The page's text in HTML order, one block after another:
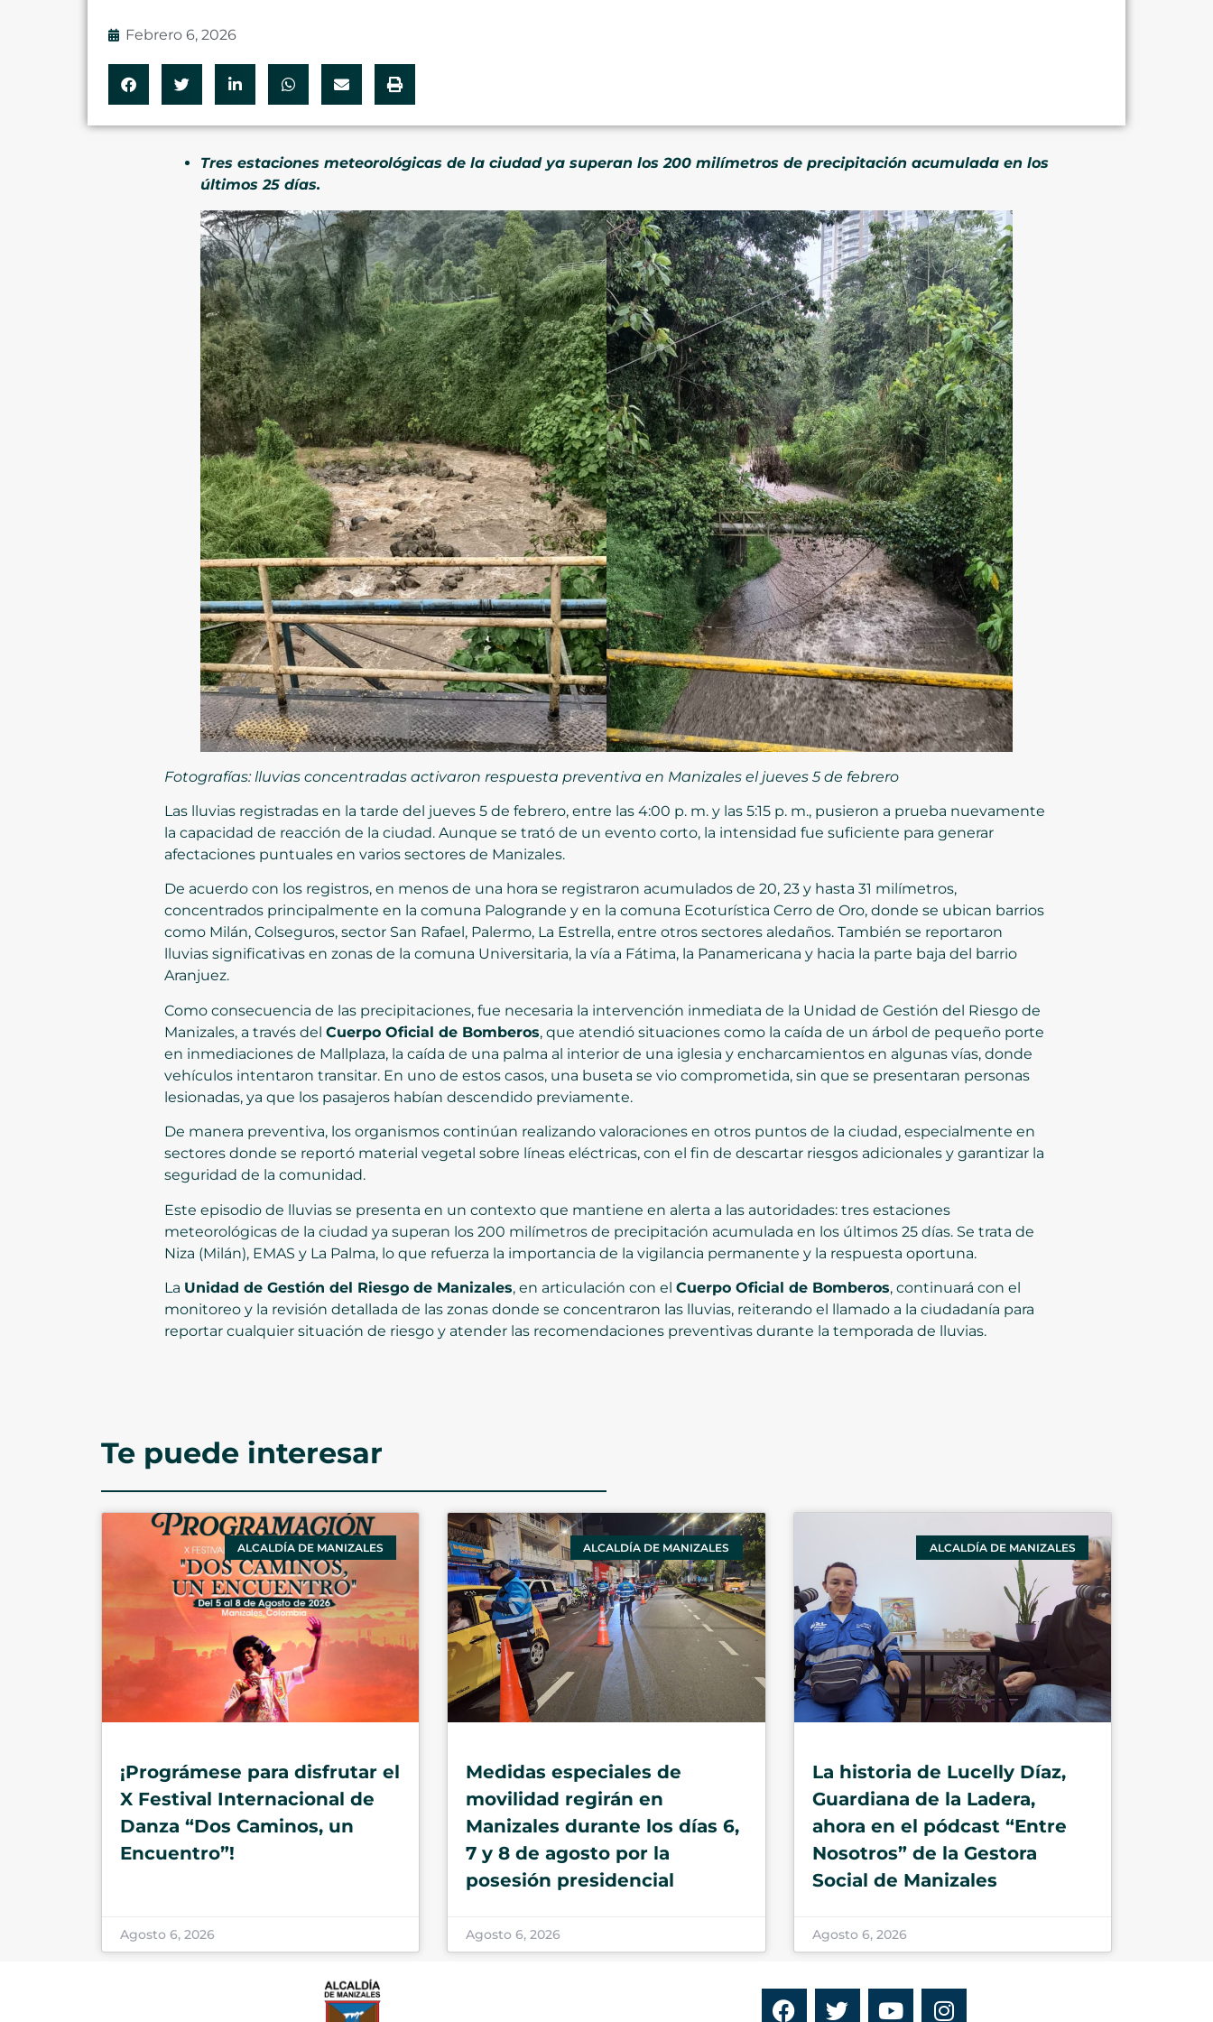
Febrero 6, 2026
Tres estaciones meteorológicas de la ciudad ya superan los 200 milímetros de precipitación acumulada en los
últimos 25 días.
Fotografías: lluvias concentradas activaron respuesta preventiva en Manizales el jueves 5 de febrero
Las lluvias registradas en la tarde del jueves 5 de febrero, entre las 4:00 p. m. y las 5:15 p. m., pusieron a prueba nuevamente
la capacidad de reacción de la ciudad. Aunque se trató de un evento corto, la intensidad fue suficiente para generar
afectaciones puntuales en varios sectores de Manizales.
De acuerdo con los registros, en menos de una hora se registraron acumulados de 20, 23 y hasta 31 milímetros,
concentrados principalmente en la comuna Palogrande y en la comuna Ecoturística Cerro de Oro, donde se ubican barrios
como Milán, Colseguros, sector San Rafael, Palermo, La Estrella, entre otros sectores aledaños. También se reportaron
lluvias significativas en zonas de la comuna Universitaria, la vía a Fátima, la Panamericana y hacia la parte baja del barrio
Aranjuez.
Como consecuencia de las precipitaciones, fue necesaria la intervención inmediata de la Unidad de Gestión del Riesgo de
Manizales, a través del Cuerpo Oficial de Bomberos, que atendió situaciones como la caída de un árbol de pequeño porte
en inmediaciones de Mallplaza, la caída de una palma al interior de una iglesia y encharcamientos en algunas vías, donde
vehículos intentaron transitar. En uno de estos casos, una buseta se vio comprometida, sin que se presentaran personas
lesionadas, ya que los pasajeros habían descendido previamente.
De manera preventiva, los organismos continúan realizando valoraciones en otros puntos de la ciudad, especialmente en
sectores donde se reportó material vegetal sobre líneas eléctricas, con el fin de descartar riesgos adicionales y garantizar la
seguridad de la comunidad.
Este episodio de lluvias se presenta en un contexto que mantiene en alerta a las autoridades: tres estaciones
meteorológicas de la ciudad ya superan los 200 milímetros de precipitación acumulada en los últimos 25 días. Se trata de
Niza (Milán), EMAS y La Palma, lo que refuerza la importancia de la vigilancia permanente y la respuesta oportuna.
La Unidad de Gestión del Riesgo de Manizales, en articulación con el Cuerpo Oficial de Bomberos, continuará con el
monitoreo y la revisión detallada de las zonas donde se concentraron las lluvias, reiterando el llamado a la ciudadanía para
reportar cualquier situación de riesgo y atender las recomendaciones preventivas durante la temporada de lluvias.
Te puede interesar
ALCALDÍA DE MANIZALES
¡Prográmese para disfrutar el
X Festival Internacional de
Danza “Dos Caminos, un
Encuentro”!
Agosto 6, 2026
ALCALDÍA DE MANIZALES
Medidas especiales de
movilidad regirán en
Manizales durante los días 6,
7 y 8 de agosto por la
posesión presidencial
Agosto 6, 2026
ALCALDÍA DE MANIZALES
La historia de Lucelly Díaz,
Guardiana de la Ladera,
ahora en el pódcast “Entre
Nosotros” de la Gestora
Social de Manizales
Agosto 6, 2026